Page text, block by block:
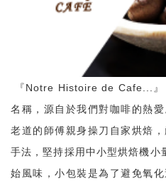
『Notre Histoire de Cafe...』
名稱，源自於我們對咖啡的熱
老道的師傅親身操刀自家烘焙
手法，堅持採用中小型烘焙機
始風味，小包裝是為了避免氧